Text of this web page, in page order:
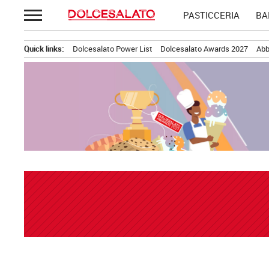
Passa
al
PASTICCERIA
Quick links: Dolcesalato Power List Dolcesalato Awards 2027